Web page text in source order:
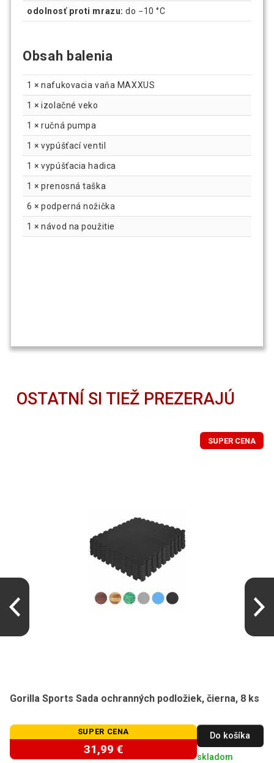
odolnosť proti mrazu: do −10 °C
Obsah balenia
1 × nafukovacia vaňa MAXXUS
1 × izolačné veko
1 × ručná pumpa
1 × vypúšťací ventil
1 × vypúšťacia hadica
1 × prenosná taška
6 × podperná nožička
1 × návod na použitie
OSTATNÍ SI TIEŽ PREZERAJÚ
SUPER CENA
Gorilla Sports Sada ochranných podložiek, čierna, 8 ks
SUPER CENA
31,99 €
Do košíka
skladom